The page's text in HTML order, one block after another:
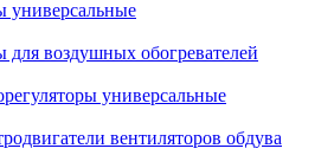
воздушных обогревателей
универсальные
вентиляторов обдува